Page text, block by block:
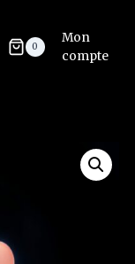
0
Mon
compte